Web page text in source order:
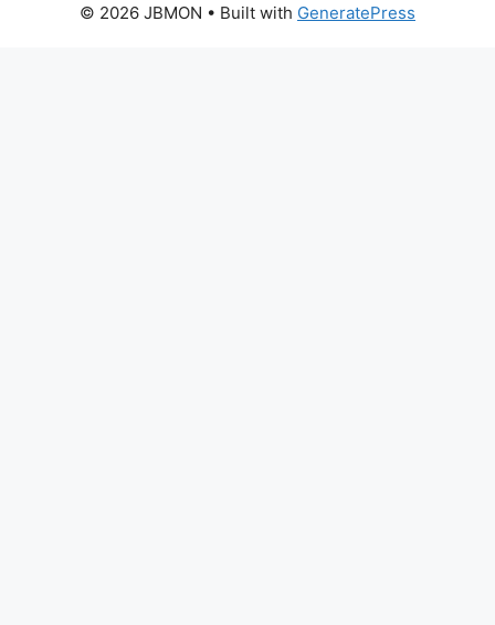
© 2026 JBMON • Built with GeneratePress